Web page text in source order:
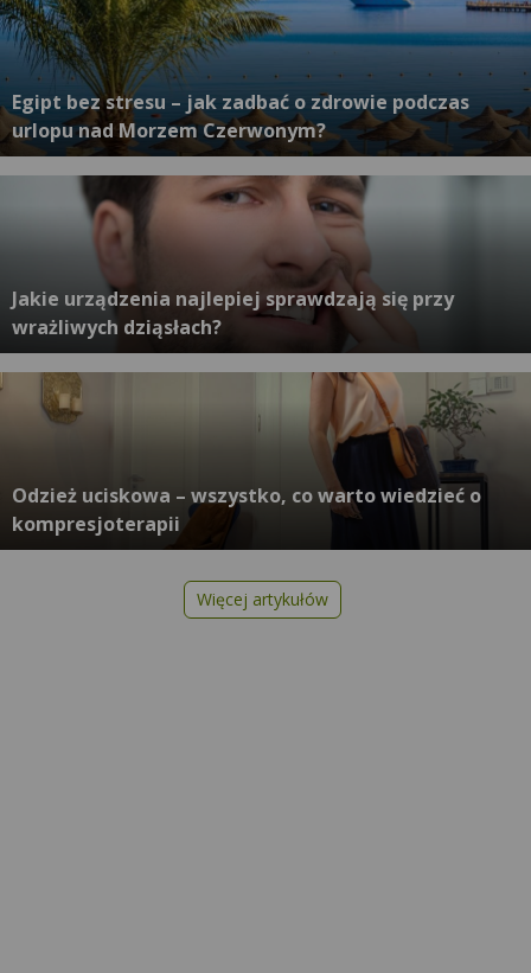
Egipt bez stresu – jak zadbać o zdrowie podczas
urlopu nad Morzem Czerwonym?
Jakie urządzenia najlepiej sprawdzają się przy
wrażliwych dziąsłach?
Odzież uciskowa – wszystko, co warto wiedzieć o
kompresjoterapii
Więcej artykułów